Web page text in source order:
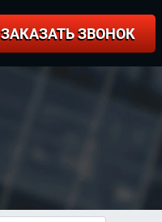
ЗАКАЗАТЬ ЗВОНОК